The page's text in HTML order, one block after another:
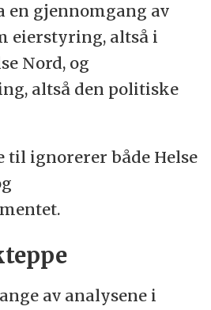
en gjennomgang av
eierstyring, altså i
Nord, og
altså den politiske
til ignorerer både Helse
av analysene i